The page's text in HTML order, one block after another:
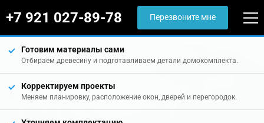
+7 921 027-89-78 Перезвоните мне
Готовим материалы сами
Отбираем древесину и подготавливаем детали домокомплекта.
Корректируем проекты
Меняем планировку, расположение окон, дверей и перегородок.